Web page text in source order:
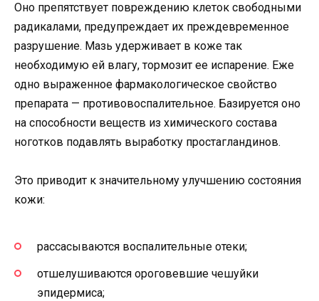
Оно препятствует повреждению клеток свободными
радикалами, предупреждает их преждевременное
разрушение. Мазь удерживает в коже так
необходимую ей влагу, тормозит ее испарение. Еже
одно выраженное фармакологическое свойство
препарата — противовоспалительное. Базируется оно
на способности веществ из химического состава
ноготков подавлять выработку простагландинов.
Это приводит к значительному улучшению состояния
кожи:
рассасываются воспалительные отеки;
отшелушиваются ороговевшие чешуйки
эпидермиса;